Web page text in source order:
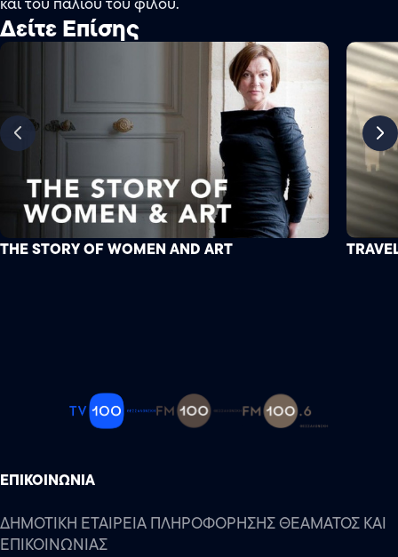
Δείτε Επίσης
THE STORY OF WOMEN AND ART
ΕΠΙΚΟΙΝΩΝΙΑ
ΔΗΜΟΤΙΚΗ ΕΤΑΙΡΕΙΑ ΠΛΗΡΟΦΟΡΗΣΗΣ ΘΕΑΜΑΤΟΣ ΚΑΙ
ΕΠΙΚΟΙΝΩΝΙΑΣ